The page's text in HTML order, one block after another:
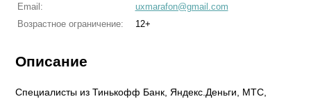
Email:
uxmarafon@gmail.com
Возрастное ограничение:
12+
Описание
Специалисты из Тинькофф Банк, Яндекс.Деньги, МТС,